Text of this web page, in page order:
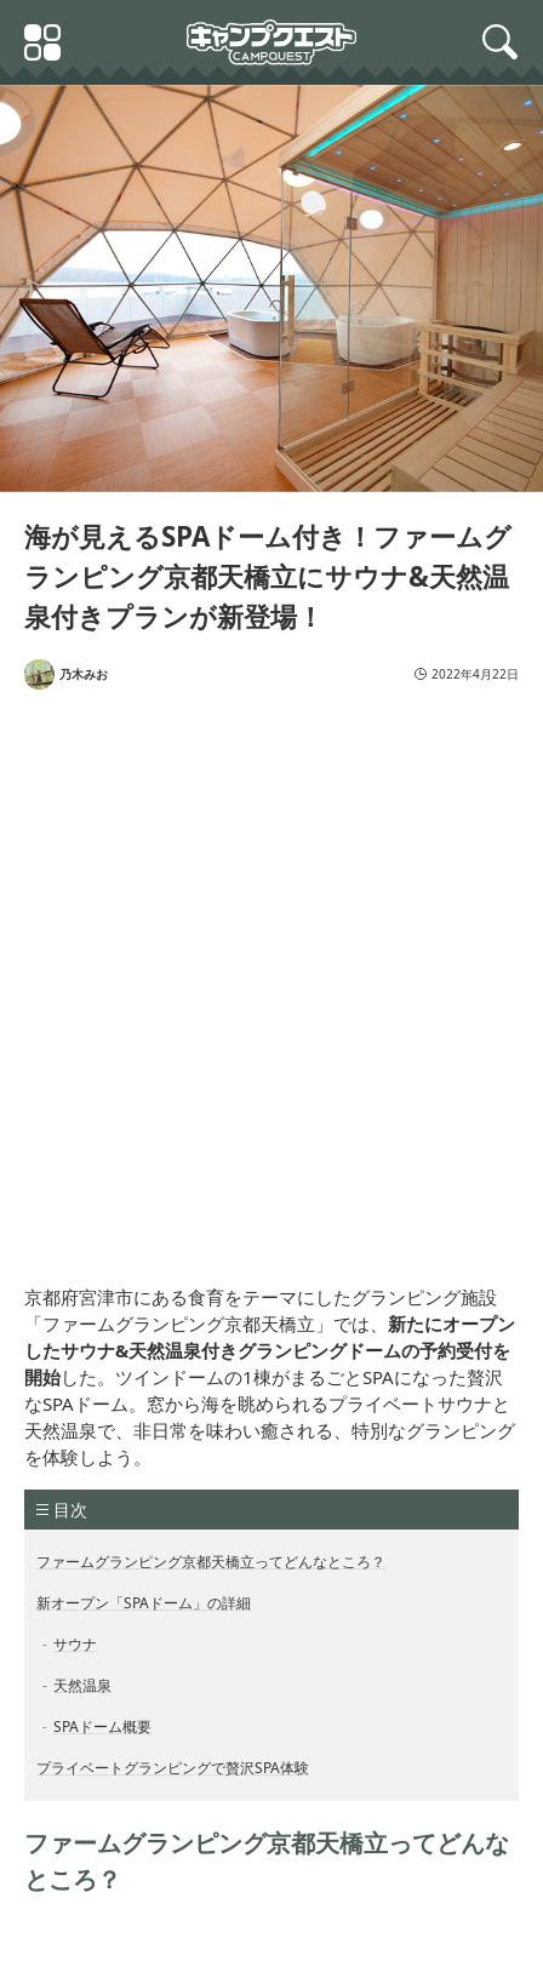
Primary
Menu
search
海が見えるSPAドーム付き！ファームグ
ランピング京都天橋立にサウナ&天然温
泉付きプランが新登場！
乃木みお 2022年4月22日
京都府宮津市にある食育をテーマにしたグランピング施設
「ファームグランピング京都天橋立」では、 新たにオープン
したサウナ&天然温泉付きグランピングドームの予約受付を
開始した。ツインドームの1棟がまるごとSPAになった贅沢
なSPAドーム。窓から海を眺められるプライベートサウナと
天然温泉で、非日常を味わい癒される、特別なグランピング
を体験しよう。
目次
ファームグランピング京都天橋立ってどんなところ？
新オープン「SPAドーム」の詳細
サウナ
天然温泉
SPAドーム概要
プライベートグランピングで贅沢SPA体験
ファームグランピング京都天橋立ってどんな
ところ？